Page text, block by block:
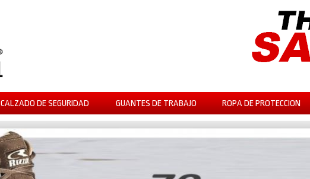
CALZADO DE SEGURIDAD GUANTES DE TRABAJO ROPA DE PROTECCION